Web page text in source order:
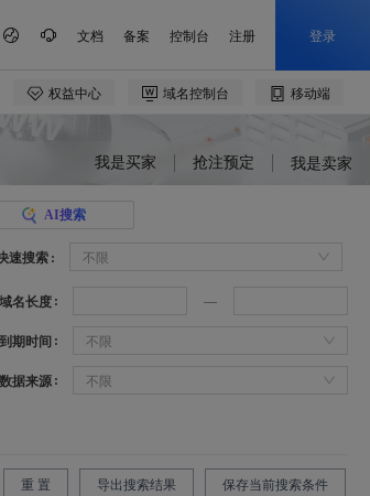
我是买家 抢注预定 我是卖家
AI搜索
速搜索 不限
域名长度
到期时间 不限
数据来源 不限
重 置 导出搜索结果 保存当前搜索条件